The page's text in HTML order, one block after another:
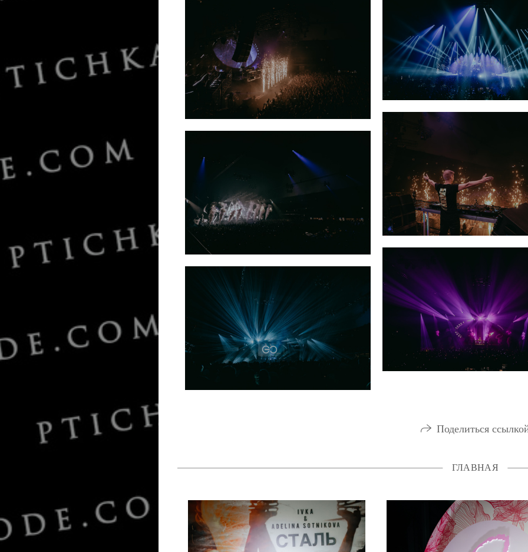
Armin van Buuren A State Of Trance
«ASOT 1000»
Armin van Buuren A State Of
«ASOT 1000»
Поделиться
ГЛАВНАЯ